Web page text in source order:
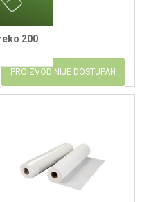
200
PROIZVOD NIJE DOSTUPAN